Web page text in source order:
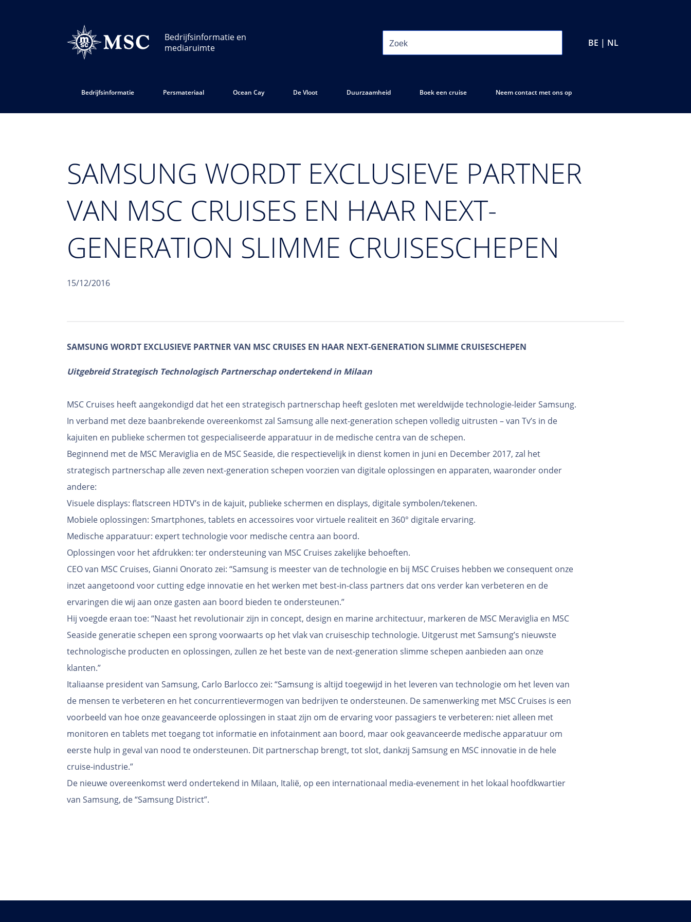
Bedrijfsinformatie en
mediaruimte
BE | NL
Bedrijfsinformatie Persmateriaal Ocean Cay De Vloot Duurzaamheid Boek een cruise Neem contact met ons op
SAMSUNG WORDT EXCLUSIEVE PARTNER
VAN MSC CRUISES EN HAAR NEXT-
GENERATION SLIMME CRUISESCHEPEN
15/12/2016
SAMSUNG WORDT EXCLUSIEVE PARTNER VAN MSC CRUISES EN HAAR NEXT-GENERATION SLIMME CRUISESCHEPEN
Uitgebreid Strategisch Technologisch Partnerschap ondertekend in Milaan
MSC Cruises heeft aangekondigd dat het een strategisch partnerschap heeft gesloten met wereldwijde technologie-leider Samsung.
In verband met deze baanbrekende overeenkomst zal Samsung alle next-generation schepen volledig uitrusten – van Tv’s in de
kajuiten en publieke schermen tot gespecialiseerde apparatuur in de medische centra van de schepen.
Beginnend met de MSC Meraviglia en de MSC Seaside, die respectievelijk in dienst komen in juni en December 2017, zal het
strategisch partnerschap alle zeven next-generation schepen voorzien van digitale oplossingen en apparaten, waaronder onder
andere:
Visuele displays: flatscreen HDTV’s in de kajuit, publieke schermen en displays, digitale symbolen/tekenen.
Mobiele oplossingen: Smartphones, tablets en accessoires voor virtuele realiteit en 360° digitale ervaring.
Medische apparatuur: expert technologie voor medische centra aan boord.
Oplossingen voor het afdrukken: ter ondersteuning van MSC Cruises zakelijke behoeften.
CEO van MSC Cruises, Gianni Onorato zei: “Samsung is meester van de technologie en bij MSC Cruises hebben we consequent onze
inzet aangetoond voor cutting edge innovatie en het werken met best-in-class partners dat ons verder kan verbeteren en de
ervaringen die wij aan onze gasten aan boord bieden te ondersteunen.”
Hij voegde eraan toe: “Naast het revolutionair zijn in concept, design en marine architectuur, markeren de MSC Meraviglia en MSC
Seaside generatie schepen een sprong voorwaarts op het vlak van cruiseschip technologie. Uitgerust met Samsung’s nieuwste
technologische producten en oplossingen, zullen ze het beste van de next-generation slimme schepen aanbieden aan onze
klanten.”
Italiaanse president van Samsung, Carlo Barlocco zei: “Samsung is altijd toegewijd in het leveren van technologie om het leven van
de mensen te verbeteren en het concurrentievermogen van bedrijven te ondersteunen. De samenwerking met MSC Cruises is een
voorbeeld van hoe onze geavanceerde oplossingen in staat zijn om de ervaring voor passagiers te verbeteren: niet alleen met
monitoren en tablets met toegang tot informatie en infotainment aan boord, maar ook geavanceerde medische apparatuur om
eerste hulp in geval van nood te ondersteunen. Dit partnerschap brengt, tot slot, dankzij Samsung en MSC innovatie in de hele
cruise-industrie.”
De nieuwe overeenkomst werd ondertekend in Milaan, Italië, op een internationaal media-evenement in het lokaal hoofdkwartier
van Samsung, de “Samsung District”.